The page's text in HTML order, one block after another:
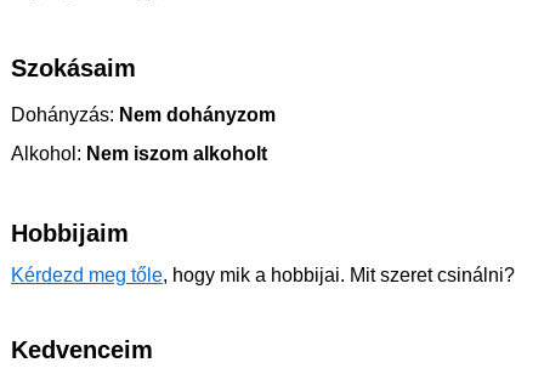
Szokásaim
Dohányzás: Nem dohányzom
Alkohol: Nem iszom alkoholt
Hobbijaim
Kérdezd meg tőle, hogy mik a hobbijai. Mit szeret csinálni?
Kedvenceim